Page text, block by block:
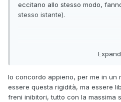
eccitano allo stesso modo,
stesso istante).
Expand
Io concordo appieno, per me in un
essere questa rigidità, ma essere
freni inibitori, tutto con la massima